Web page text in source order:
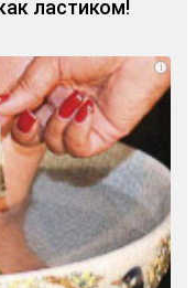
ластиком!
i